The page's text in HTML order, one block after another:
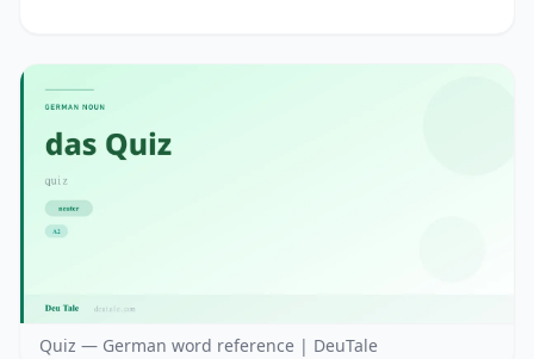
Quiz — German word reference | DeuTale